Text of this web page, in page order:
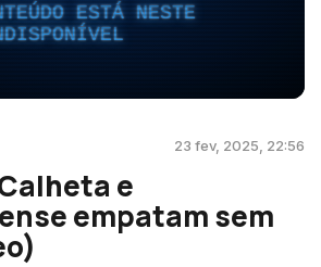
ESTÁ NESTE
23 fev, 2025, 22:56
e
empatam sem